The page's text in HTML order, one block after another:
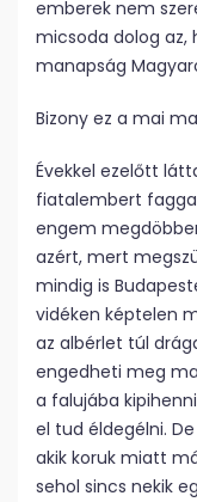
emberek nem
micsoda dolog az,
manapság
Bizony ez a mai
Évekkel ezelőtt
fiatalembert
engem
azért, mert
mindig is
vidéken képtelen
az albérlet túl
engedheti meg
a falujába
el tud éldegélni.
akik koruk miatt
sehol sincs nekik